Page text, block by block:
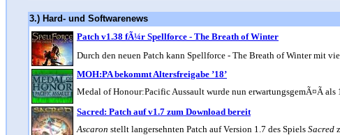
3.) Hard- und Softwarenews
Patch v1.38 fÃ¼r Spellforce - The Breath of Winter
Durch den neuen Patch kann Spellforce - The Breath of Winter mit
MOH:PA bekommt Altersfreigabe ’18’
Medal of Honour:Pacific Aussault wurde nun erwartungsgemÃ¤Ã
Sacred: Patch auf v1.7 zum Download bereit
Ascaron stellt langersehnten Patch auf Version 1.7 des Spiels Sacred